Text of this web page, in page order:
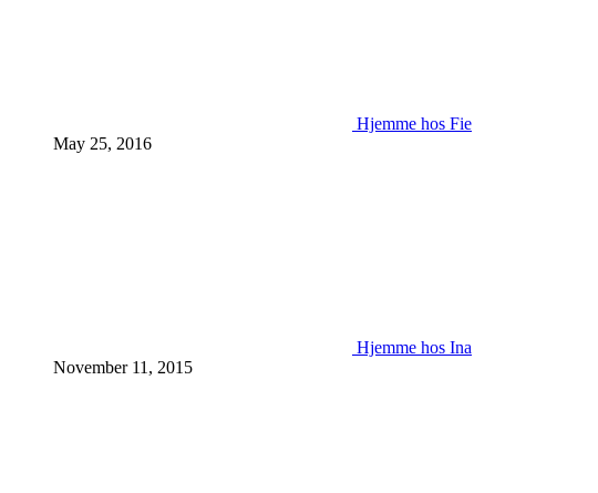
Hjemme hos Fie
May 25, 2016
Hjemme hos Ina
November 11, 2015